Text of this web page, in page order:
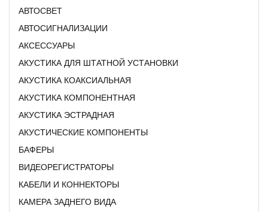
АВТОСВЕТ
АВТОСИГНАЛИЗАЦИИ
АКСЕССУАРЫ
АКУСТИКА ДЛЯ ШТАТНОЙ УСТАНОВКИ
АКУСТИКА КОАКСИАЛЬНАЯ
АКУСТИКА КОМПОНЕНТНАЯ
АКУСТИКА ЭСТРАДНАЯ
АКУСТИЧЕСКИЕ КОМПОНЕНТЫ
БАФЕРЫ
ВИДЕОРЕГИСТРАТОРЫ
КАБЕЛИ И КОННЕКТОРЫ
КАМЕРА ЗАДНЕГО ВИДА